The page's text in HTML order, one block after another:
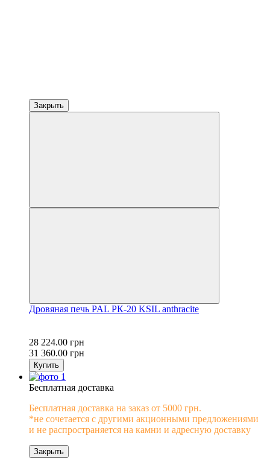
Закрыть
Дровяная печь PAL PК-20 KSIL anthracite
28 224.00 грн
31 360.00 грн
Купить
Бесплатная доставка
Бесплатная доставка на заказ от 5000 грн.
*не сочетается с другими акционными предложениями
и не распространяется на камни и адресную доставку
Закрыть